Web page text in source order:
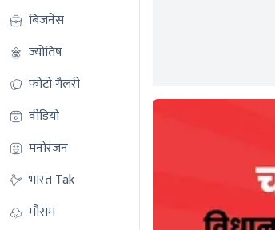
बिजनेस
ज्योतिष
फोटो गैलरी
वीडियो
मनोरंजन
भारत Tak
मौसम